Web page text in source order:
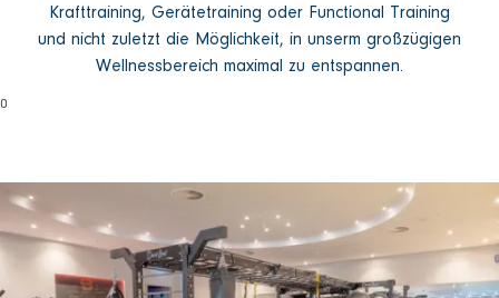
Krafttraining, Gerätetraining oder Functional Training
und nicht zuletzt die Möglichkeit, in unserm großzügigen
Wellnessbereich maximal zu entspannen.
0